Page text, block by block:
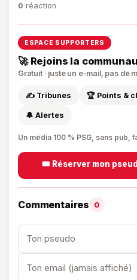
0 réaction
ESPACE SUPPORTERS
🚀 Rejoins la
Gratuit · juste un e-mail, pas de
✍️ Tribunes 🏆 Points &
🔔 Alertes
Un média 100 % PSG, sans pub,
🎟️ Réserver mon
Commentaires 0